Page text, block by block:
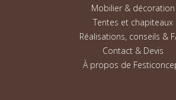
Mobilier & décoration
Tentes et chapiteaux
Réalisations, conseils &
Contact & Devis
À propos de